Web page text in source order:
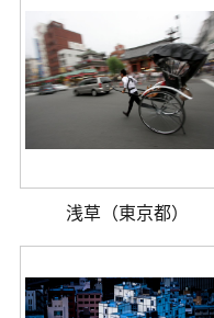
浅草（東京都）